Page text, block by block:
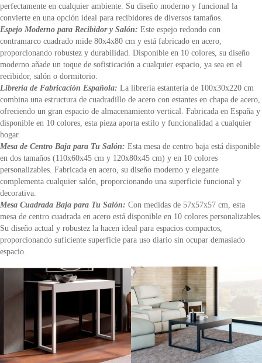
perfectamente en cualquier ambiente. Su diseño moderno y funcional la
convierte en una opción ideal para recibidores de diversos tamaños.
Espejo Moderno para Recibidor y Salón: Este espejo redondo con
contramarco cuadrado mide 80x4x80 cm y está fabricado en acero,
proporcionando robustez y durabilidad. Disponible en 10 colores, su diseño
moderno añade un toque de sofisticación a cualquier espacio, ya sea en el
recibidor, salón o dormitorio.
Librería de Fabricación Española: La librería estantería de 100x30x220 cm
combina una estructura de cuadradillo de acero con estantes en chapa de acero,
ofreciendo un gran espacio de almacenamiento vertical. Fabricada en España y
disponible en 10 colores, esta pieza aporta estilo y funcionalidad a cualquier
hogar.
Mesa de Centro Baja para Tu Salón: Esta mesa de centro baja está disponible
en dos tamaños (110x60x45 cm y 120x80x45 cm) y en 10 colores
personalizables. Fabricada en acero, su diseño moderno y elegante
complementa cualquier salón, proporcionando una superficie funcional y
decorativa.
Mesa Cuadrada Baja para Tu Salón: Con medidas de 57x57x57 cm, esta
mesa de centro cuadrada en acero está disponible en 10 colores personalizables.
Su diseño actual y robustez la hacen ideal para espacios compactos,
proporcionando suficiente superficie para uso diario sin ocupar demasiado
espacio.